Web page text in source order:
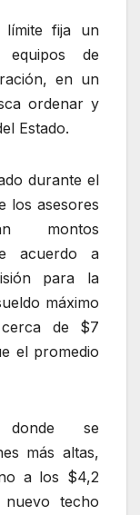
límite fija un
de
en un
ordenar y
Estado.
durante el
los asesores
montos
acuerdo a
para la
máximo
de $7
el promedio
donde se
más altas,
a los $4,2
techo